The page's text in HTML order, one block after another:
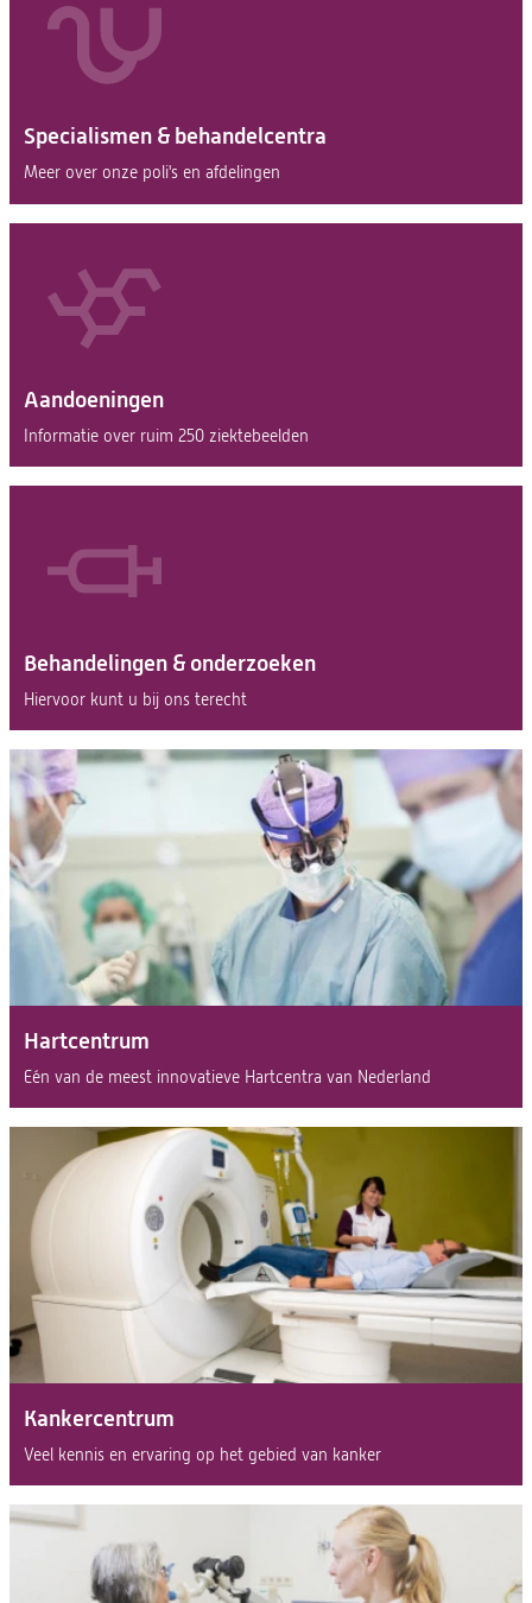
Specialismen & behandelcentra
Meer over onze poli's en afdelingen
Aandoeningen
Informatie over ruim 250 ziektebeelden
Behandelingen & onderzoeken
Hiervoor kunt u bij ons terecht
Hartcentrum
Eén van de meest innovatieve Hartcentra van Nederland
Kankercentrum
Veel kennis en ervaring op het gebied van kanker